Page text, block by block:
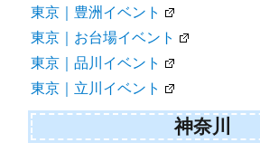
東京｜豊洲イベント
東京｜お台場イベント
東京｜品川イベント
東京｜立川イベント
神奈川